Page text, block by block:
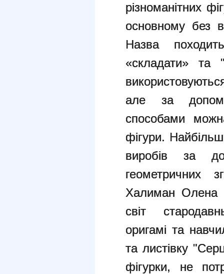
різноманітних
основному без
Назва
«складати» та
але за
способами
фігури.
виробів за
геометричних
Халиман Олена
світ
оригамі та
та листівку
фігурки, не